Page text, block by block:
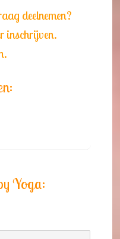
deelnemen?
inschrijven.
Yoga: